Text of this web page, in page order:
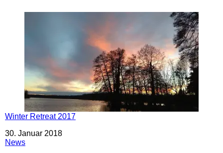
Winter Retreat 2017
Datum
30. Januar 2018
In Bezug auf
News